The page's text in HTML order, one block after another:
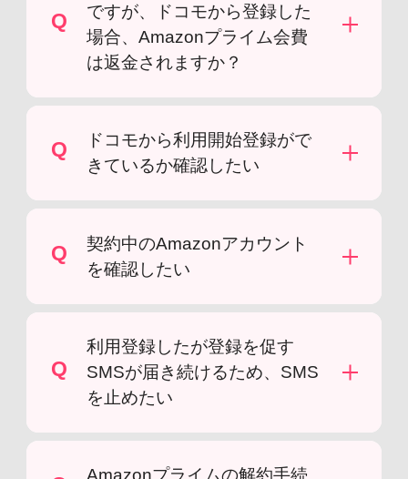
Q
ですが、ドコモから登録した
場合、Amazonプライム会費
は返金されますか？
Q
ドコモから利用開始登録がで
きているか確認したい
Q
契約中のAmazonアカウント
を確認したい
Q
利用登録したが登録を促す
SMSが届き続けるため、SMS
を止めたい
Amazonプライムの解約手続